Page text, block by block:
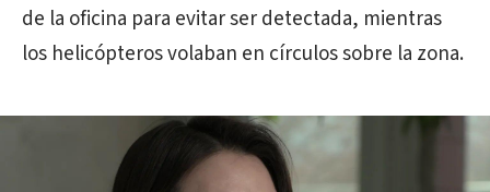
de la oficina para evitar ser detectada, mientras
los helicópteros volaban en círculos sobre la zona.